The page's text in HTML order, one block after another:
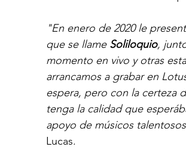
"En enero de 2020 le
que se llame Soliloquio,
momento en vivo y otras
arrancamos a grabar en
espera, pero con la certeza
tenga la calidad que
apoyo de músicos
Lucas.